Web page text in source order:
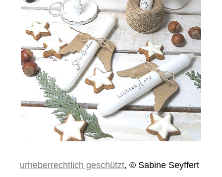
urheberrechtlich geschützt, © Sabine Seyffert